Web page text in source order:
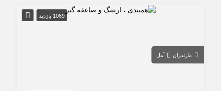
1069 بازدید
مازندران آمل